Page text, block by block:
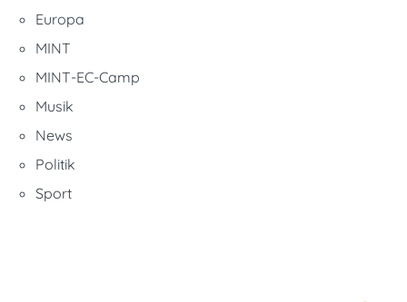
Europa
MINT
MINT-EC-Camp
Musik
News
Politik
Sport